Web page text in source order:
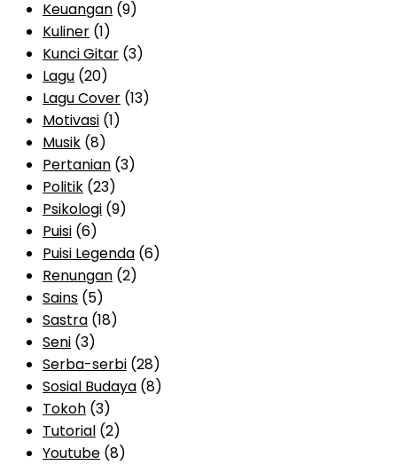
Keuangan (9)
Kuliner (1)
Kunci Gitar (3)
Lagu (20)
Lagu Cover (13)
Motivasi (1)
Musik (8)
Pertanian (3)
Politik (23)
Psikologi (9)
Puisi (6)
Puisi Legenda (6)
Renungan (2)
Sains (5)
Sastra (18)
Seni (3)
Serba-serbi (28)
Sosial Budaya (8)
Tokoh (3)
Tutorial (2)
Youtube (8)